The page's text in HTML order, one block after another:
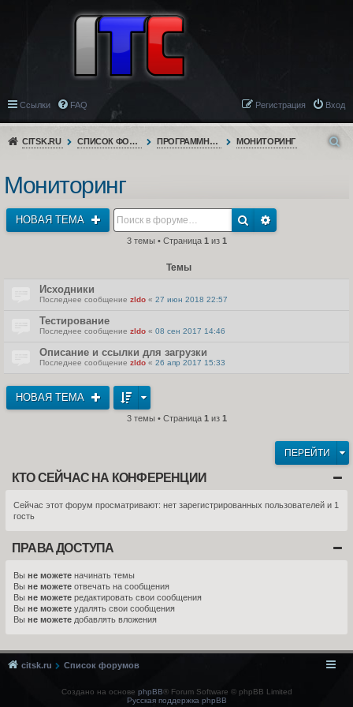
Ссылки FAQ Вход
Регистрация
CITSK.RU СПИСОК ФОРУМОВ ПРОГРАММНОЕ ОБЕСПЕЧЕНИЕ МОНИТОРИНГ
Мониторинг
НОВАЯ ТЕМА
3 темы • Страница 1 из 1
Темы
Исходники
Последнее сообщение zldo « 27 июн 2018 22:57
Тестирование
Последнее сообщение zldo « 08 сен 2017 14:46
Описание и ссылки для загрузки
Последнее сообщение zldo « 26 апр 2017 15:33
НОВАЯ ТЕМА
3 темы • Страница 1 из 1
ПЕРЕЙТИ
КТО СЕЙЧАС НА КОНФЕРЕНЦИИ
Сейчас этот форум просматривают: нет зарегистрированных пользователей и 1
гость
ПРАВА ДОСТУПА
Вы не можете начинать темы
Вы не можете отвечать на сообщения
Вы не можете редактировать свои сообщения
Вы не можете удалять свои сообщения
Вы не можете добавлять вложения
citsk.ru Список форумов
Создано на основе phpBB® Forum Software © phpBB Limited
Русская поддержка phpBB